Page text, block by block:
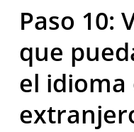
Paso 10:
que
el idioma